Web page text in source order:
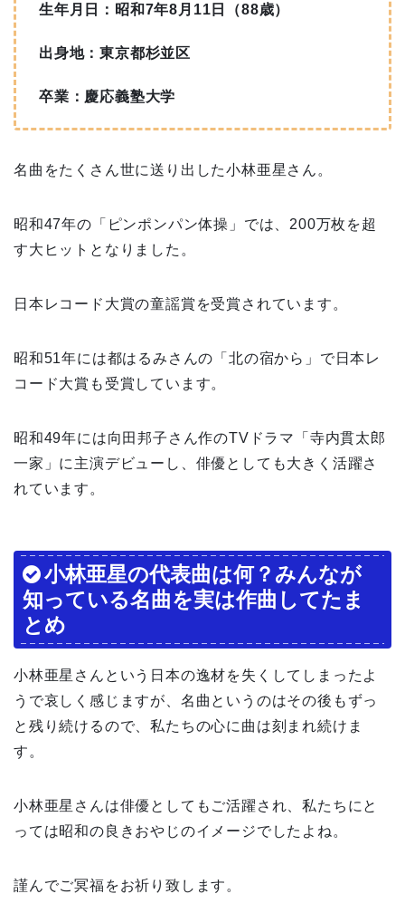
生年月日：昭和7年8月11日（88歳）
出身地：東京都杉並区
卒業：慶応義塾大学
名曲をたくさん世に送り出した小林亜星さん。
昭和47年の「ピンポンパン体操」では、200万枚を超
す大ヒットとなりました。
日本レコード大賞の童謡賞を受賞されています。
昭和51年には都はるみさんの「北の宿から」で日本レ
コード大賞も受賞しています。
昭和49年には向田邦子さん作のTVドラマ「寺内貫太郎
一家」に主演デビューし、俳優としても大きく活躍さ
れています。
小林亜星の代表曲は何？みんなが
知っている名曲を実は作曲してたま
とめ
小林亜星さんという日本の逸材を失くしてしまったよ
うで哀しく感じますが、名曲というのはその後もずっ
と残り続けるので、私たちの心に曲は刻まれ続けま
す。
小林亜星さんは俳優としてもご活躍され、私たちにと
っては昭和の良きおやじのイメージでしたよね。
謹んでご冥福をお祈り致します。